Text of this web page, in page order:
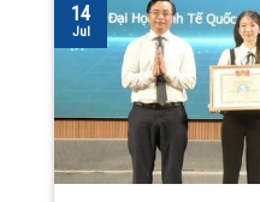
14
Jul